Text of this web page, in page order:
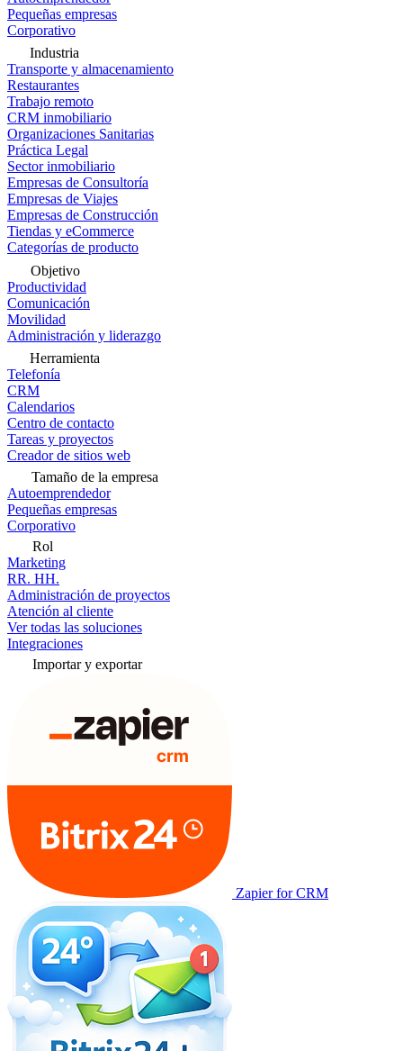
Pequeñas empresas
Corporativo
Industria
Transporte y almacenamiento
Restaurantes
Trabajo remoto
CRM inmobiliario
Organizaciones Sanitarias
Práctica Legal
Sector inmobiliario
Empresas de Consultoría
Empresas de Viajes
Empresas de Construcción
Tiendas y eCommerce
Categorías de producto
Objetivo
Productividad
Comunicación
Movilidad
Administración y liderazgo
Herramienta
Telefonía
CRM
Calendarios
Centro de contacto
Tareas y proyectos
Creador de sitios web
Tamaño de la empresa
Autoemprendedor
Pequeñas empresas
Corporativo
Rol
Marketing
RR. HH.
Administración de proyectos
Atención al cliente
Ver todas las soluciones
Integraciones
Importar y exportar
Zapier for CRM